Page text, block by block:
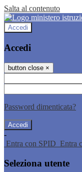
Salta al contenuto
Accedi
Accedi
button close ×
Password dimenticata?
-
Entra con SPID Entra
Seleziona utente